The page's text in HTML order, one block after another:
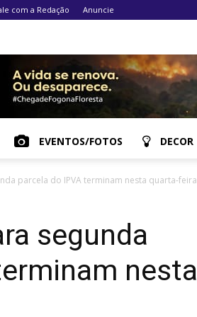
com a Redação Anuncie
EVENTOS/FOTOS DECOR
parcela do IPVA terminam nesta quarta-feira
segunda
nesta